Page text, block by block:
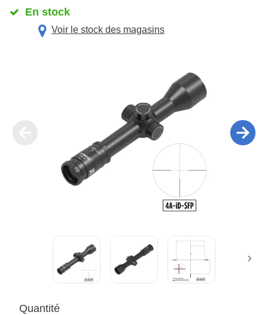
En stock
Voir le stock des magasins
Quantité